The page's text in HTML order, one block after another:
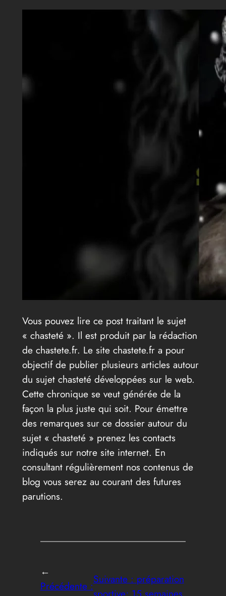
Vous pouvez lire ce post traitant le sujet
« chasteté ». Il est produit par la rédaction
de chastete.fr. Le site chastete.fr a pour
objectif de publier plusieurs articles autour
du sujet chasteté développées sur le web.
Cette chronique se veut générée de la
façon la plus juste qui soit. Pour émettre
des remarques sur ce dossier autour du
sujet « chasteté » prenez les contacts
indiqués sur notre site internet. En
consultant régulièrement nos contenus de
blog vous serez au courant des futures
parutions.
←
Précédente :
Suivante : préparation